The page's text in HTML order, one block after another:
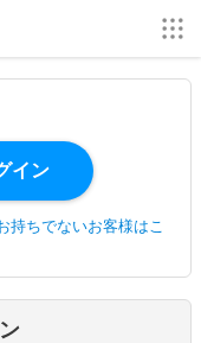
持ちでないお客様はこ